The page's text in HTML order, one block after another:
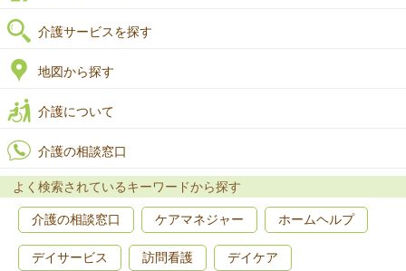
介護サービスを探す
地図から探す
介護について
介護の相談窓口
よく検索されているキーワードから探す
介護の相談窓口 ケアマネジャー ホームヘルプ
デイサービス 訪問看護 デイケア